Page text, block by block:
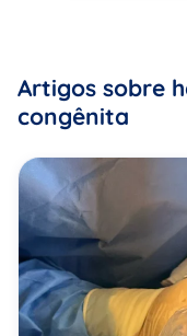
Artigos sobre
congênita